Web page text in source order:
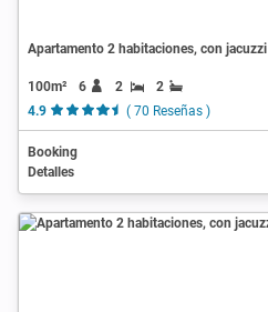
Apartamento 2 habitaciones, con jacuzzi
100m² 6 2
2
4.9
( 70 Reseñas )
Booking
Detalles